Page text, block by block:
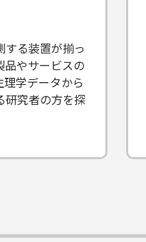
する装置が揃っ
品やサービスの
学データから
研究者の方を探